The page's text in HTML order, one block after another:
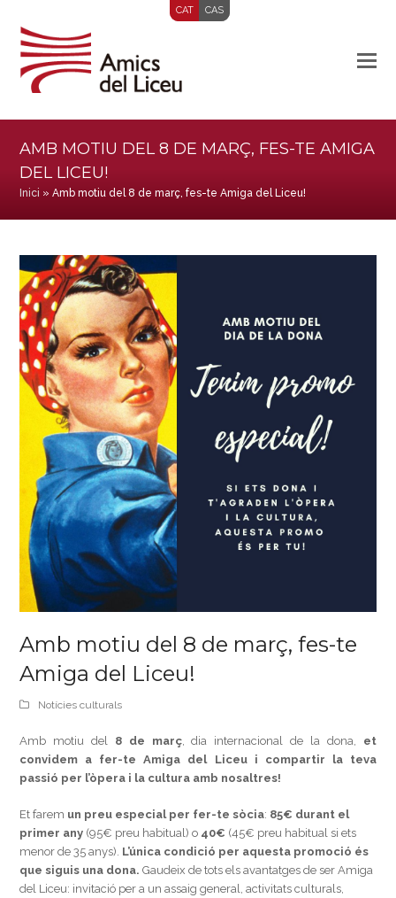
CAT CAS
AMB MOTIU DEL 8 DE MARÇ, FES-TE AMIGA
DEL LICEU!
Inici »Amb motiu del 8 de març, fes-te Amiga del Liceu!
Amb motiu del 8 de març, fes-te
Amiga del Liceu!
Notícies culturals
Amb motiu del 8 de març, dia internacional de la dona, et
convidem a fer-te Amiga del Liceu i compartir la teva
passió per l’òpera i la cultura amb nosaltres!
Et farem un preu especial per fer-te sòcia: 85€ durant el
primer any (95€ preu habitual) o 40€ (45€ preu habitual si ets
menor de 35 anys). L’única condició per aquesta promoció és
que siguis una dona. Gaudeix de tots els avantatges de ser Amiga
del Liceu: invitació per a un assaig general, activitats culturals,